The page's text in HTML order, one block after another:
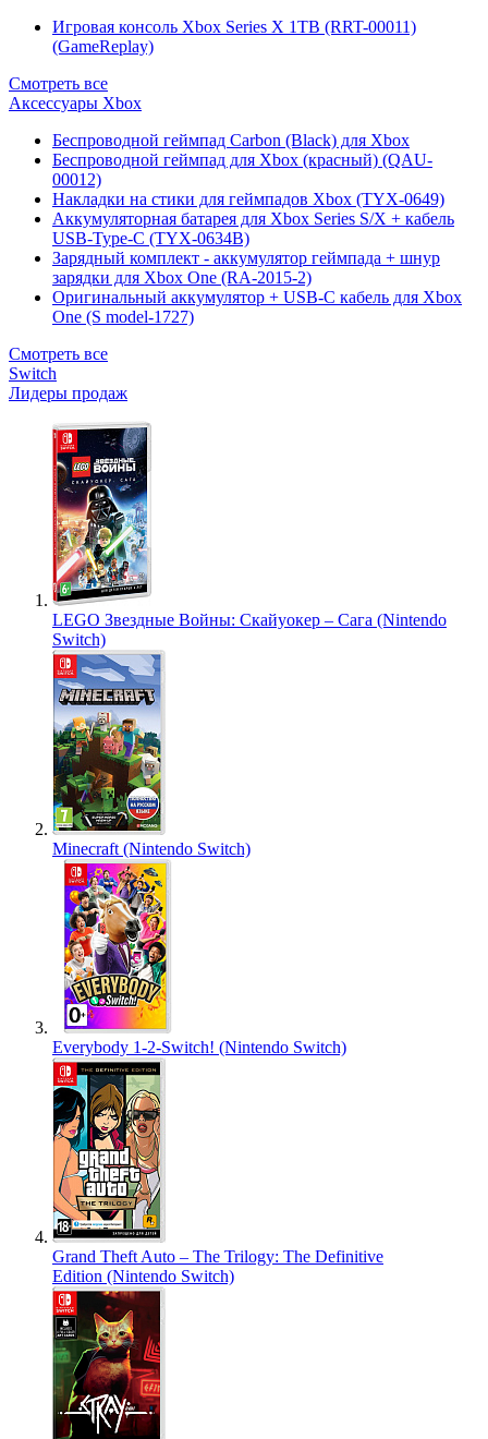
Игровая консоль Xbox Series X 1TB (RRT-00011)
(GameReplay)
Смотреть все
Аксессуары Xbox
Беспроводной геймпад Carbon (Black) для Xbox
Беспроводной геймпад для Xbox (красный) (QAU-
00012)
Накладки на стики для геймпадов Xbox (TYX-0649)
Аккумуляторная батарея для Xbox Series S/X + кабель
USB-Type-C (TYX-0634B)
Зарядный комплект - аккумулятор геймпада + шнур
зарядки для Xbox One (RA-2015-2)
Оригинальный аккумулятор + USB-C кабель для Xbox
One (S model-1727)
Смотреть все
Switch
Лидеры продаж
LEGO Звездные Войны: Скайуокер – Сага (Nintendo
Switch)
Minecraft (Nintendo Switch)
Everybody 1-2-Switch! (Nintendo Switch)
Grand Theft Auto – The Trilogy: The Definitive
Edition (Nintendo Switch)